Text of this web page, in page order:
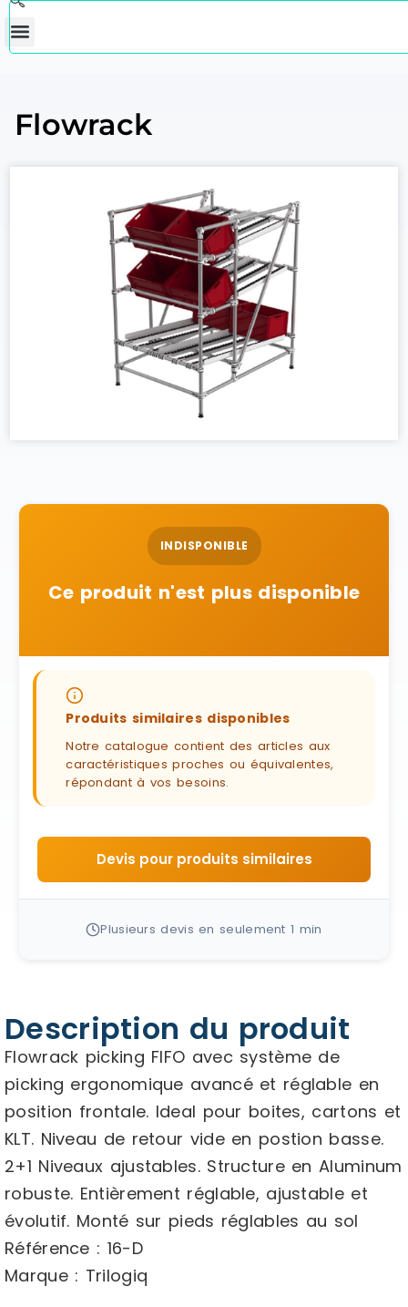
Flowrack
INDISPONIBLE
Ce produit n'est plus disponible
Produits similaires disponibles
Notre catalogue contient des articles aux
caractéristiques proches ou équivalentes,
répondant à vos besoins.
Devis pour produits similaires
Plusieurs devis en seulement 1 min
Description du produit
Flowrack picking FIFO avec système de
picking ergonomique avancé et réglable en
position frontale. Ideal pour boites, cartons et
KLT. Niveau de retour vide en postion basse.
2+1 Niveaux ajustables. Structure en Aluminum
robuste. Entièrement réglable, ajustable et
évolutif. Monté sur pieds réglables au sol
Référence : 16-D
Marque : Trilogiq